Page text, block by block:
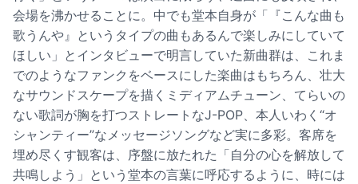
会場を沸かせることに。中でも堂本自身が「『こんな曲も
歌うんや』というタイプの曲もあるんで楽しみにしていて
ほしい」とインタビューで明言していた新曲群は、これま
でのようなファンクをベースにした楽曲はもちろん、壮大
なサウンドスケープを描くミディアムチューン、てらいの
ない歌詞が胸を打つストレートなJ-POP、本人いわく“オ
シャンティー”なメッセージソングなど実に多彩。客席を
埋め尽くす観客は、序盤に放たれた「自分の心を解放して
共鳴しよう」という堂本の言葉に呼応するように、時には